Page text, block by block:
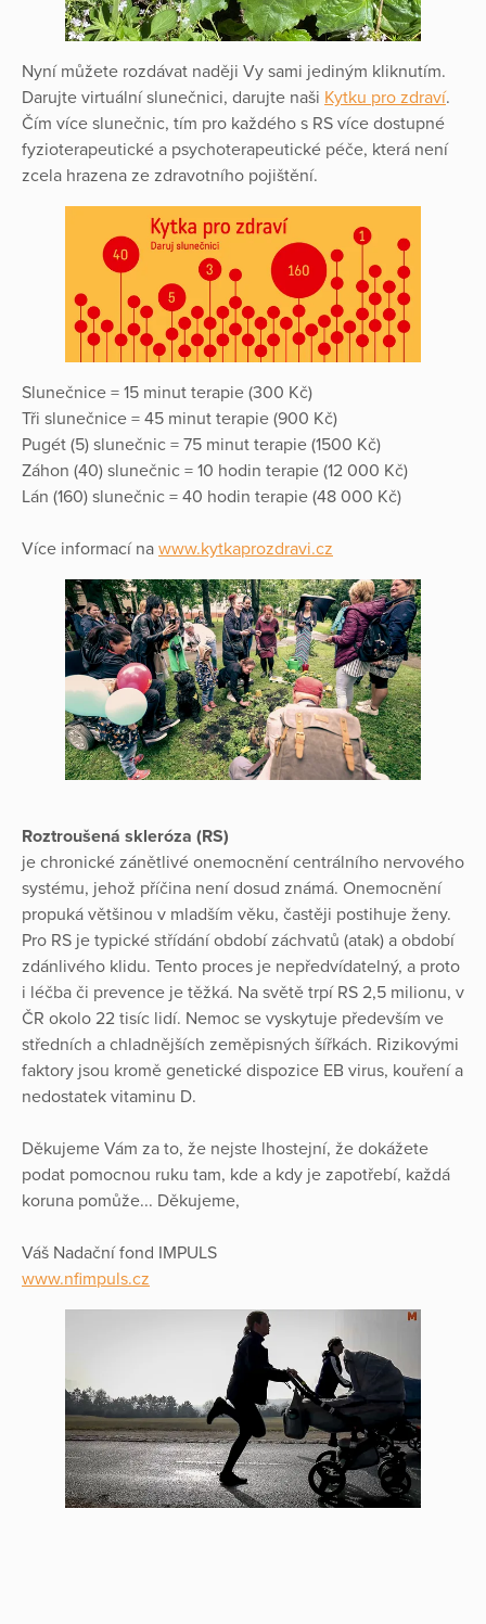
Nyní můžete rozdávat naději Vy sami jediným kliknutím.
Darujte virtuální slunečnici, darujte naši Kytku pro zdraví.
Čím více slunečnic, tím pro každého s RS více dostupné
fyzioterapeutické a psychoterapeutické péče, která není
zcela hrazena ze zdravotního pojištění.
Slunečnice = 15 minut terapie (300 Kč)
Tři slunečnice = 45 minut terapie (900 Kč)
Pugét (5) slunečnic = 75 minut terapie (1500 Kč)
Záhon (40) slunečnic = 10 hodin terapie (12 000 Kč)
Lán (160) slunečnic = 40 hodin terapie (48 000 Kč)
Více informací na www.kytkaprozdravi.cz
Roztroušená skleróza (RS)
je chronické zánětlivé onemocnění centrálního nervového
systému, jehož příčina není dosud známá. Onemocnění
propuká většinou v mladším věku, častěji postihuje ženy.
Pro RS je typické střídání období záchvatů (atak) a období
zdánlivého klidu. Tento proces je nepředvídatelný, a proto
i léčba či prevence je těžká. Na světě trpí RS 2,5 milionu, v
ČR okolo 22 tisíc lidí. Nemoc se vyskytuje především ve
středních a chladnějších zeměpisných šířkách. Rizikovými
faktory jsou kromě genetické dispozice EB virus, kouření a
nedostatek vitaminu D.
Děkujeme Vám za to, že nejste lhostejní, že dokážete
podat pomocnou ruku tam, kde a kdy je zapotřebí, každá
koruna pomůže... Děkujeme,
Váš Nadační fond IMPULS
www.nfimpuls.cz